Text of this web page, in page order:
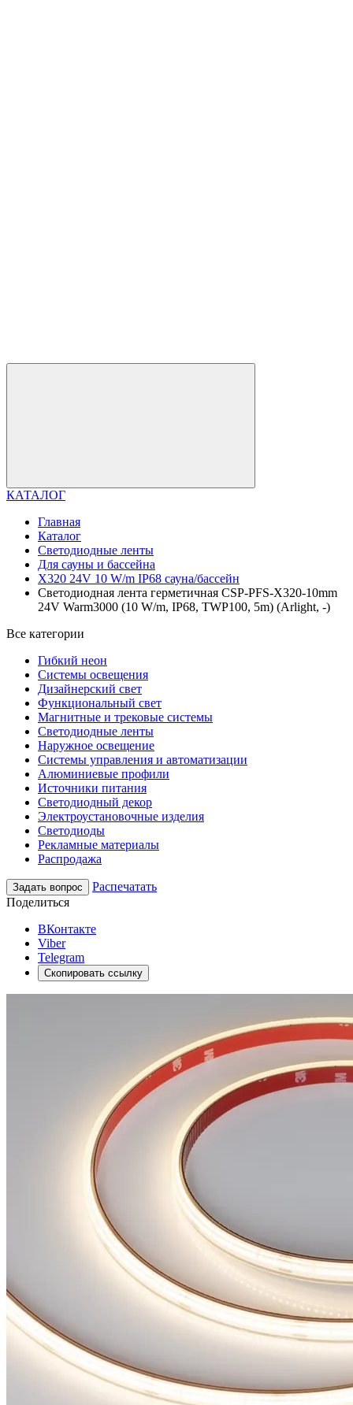
КАТАЛОГ
Главная
Каталог
Светодиодные ленты
Для сауны и бассейна
X320 24V 10 W/m IP68 сауна/бассейн
Светодиодная лента герметичная CSP-PFS-X320-10mm
24V Warm3000 (10 W/m, IP68, TWP100, 5m) (Arlight, -)
Все категории
Гибкий неон
Системы освещения
Дизайнерский свет
Функциональный свет
Магнитные и трековые системы
Светодиодные ленты
Наружное освещение
Системы управления и автоматизации
Алюминиевые профили
Источники питания
Светодиодный декор
Электроустановочные изделия
Светодиоды
Рекламные материалы
Распродажа
Задать вопрос
Распечатать
Поделиться
ВКонтакте
Viber
Telegram
Скопировать ссылку